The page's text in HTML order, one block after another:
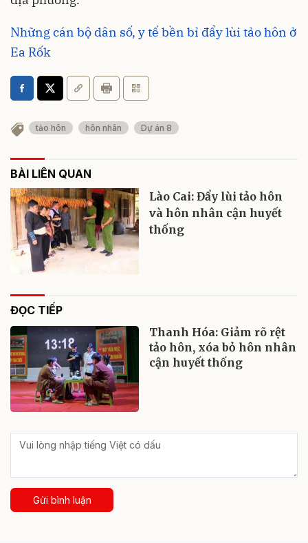
Những cán bộ dân số, y tế bền bỉ đẩy lùi tảo hôn ở
Ea Rốk
tảo hôn hôn nhân Dự án 8
BÀI LIÊN QUAN
Lào Cai: Đẩy lùi tảo hôn
và hôn nhân cận huyết
thống
ĐỌC TIẾP
Thanh Hóa: Giảm rõ rệt
tảo hôn, xóa bỏ hôn nhân
cận huyết thống
Gửi bình luận